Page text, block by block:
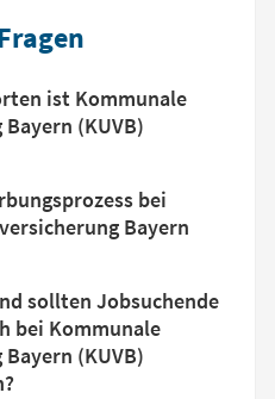
ist Kommunale
(KUVB)
bei
Bayern
sollten Jobsuchende
bei Kommunale
(KUVB)